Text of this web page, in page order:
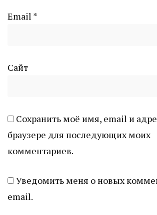
Email *
Сайт
Сохранить моё имя, email и
браузере для последующих моих
комментариев.
Уведомить меня о новых
email.